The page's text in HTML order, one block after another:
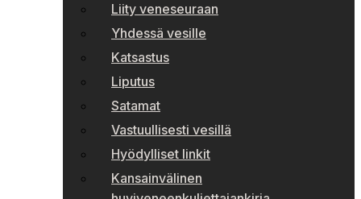
Liity veneseuraan
Yhdessä vesille
Katsastus
Liputus
Satamat
Vastuullisesti vesillä
Hyödylliset linkit
Kansainvälinen